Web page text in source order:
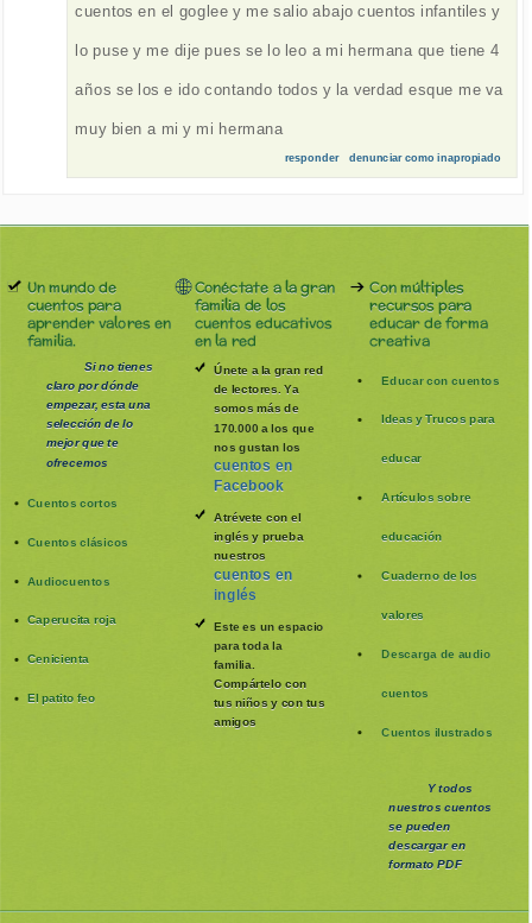
cuentos en el goglee y me salio abajo cuentos infantiles y
lo puse y me dije pues se lo leo a mi hermana que tiene 4
años se los e ido contando todos y la verdad esque me va
muy bien a mi y mi hermana
responder denunciar como inapropiado
Un mundo de
cuentos para
aprender valores en
familia.
Si no tienes
claro por dónde
empezar, esta una
selección de lo
mejor que te
ofrecemos
Cuentos cortos
Cuentos clásicos
Audiocuentos
Caperucita roja
Cenicienta
El patito feo
Conéctate a la gran
familia de los
cuentos educativos
en la red
Únete a la gran red
de lectores. Ya
somos más de
170.000 a los que
nos gustan los
cuentos en
Facebook
Atrévete con el
inglés y prueba
nuestros
cuentos en
inglés
Este es un espacio
para toda la
familia
Compártelo con
tus niños y con tus
amigos
Con múltiples
recursos para
educar de forma
creativa
Educar con cuentos
Ideas y Trucos para
educar
Artículos sobre
educación
Cuaderno de los
valores
Descarga de audio
cuentos
Cuentos ilustrados
Y todos
nuestros cuentos
se pueden
descargar en
formato PDF